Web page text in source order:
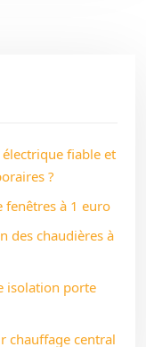
fiable et
?
fenêtres à 1 euro
des chaudières à
isolation porte
chauffage central